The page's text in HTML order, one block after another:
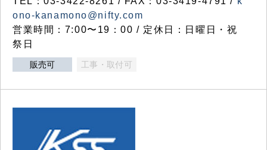
ono-kanamono@nifty.com
営業時間：7:00〜19：00 / 定休日：日曜日・祝
祭日
販売可 工事・取付可